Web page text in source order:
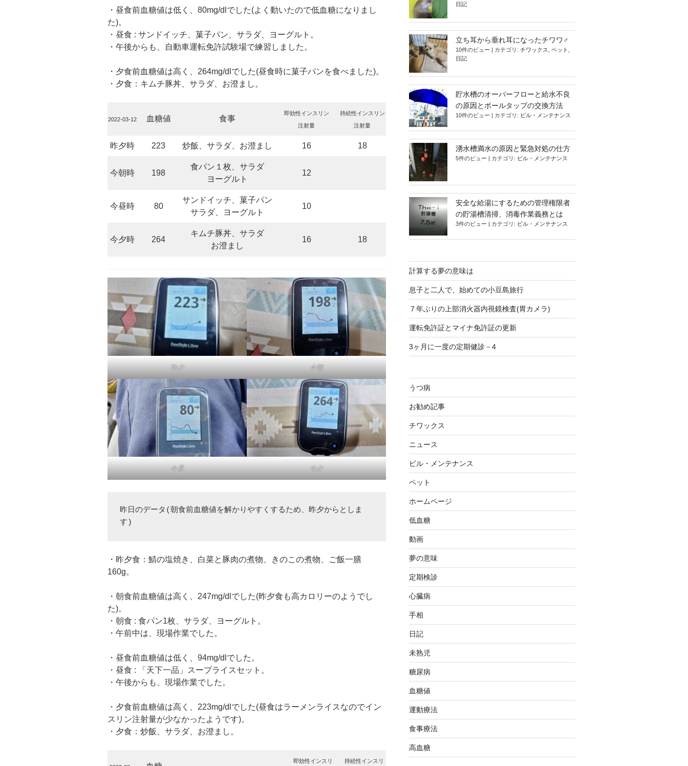
・昼食前血糖値は低く、80mg/dlでした(よく動いたので低血糖になりまし
た)。
・昼食 : サンドイッチ、菓子パン、サラダ、ヨーグルト。
・午後からも、自動車運転免許試験場で練習しました。
・夕食前血糖値は高く、264mg/dlでした(昼食時に菓子パンを食べました)。
・夕食：キムチ豚丼、サラダ、お澄まし。
2022-03-12 血糖値 食事
即効性インスリン
注射量
持続性インスリン
注射量
昨夕時 223 炒飯、サラダ、お澄まし 16 18
今朝時 198
食パン１枚、サラダ
ヨーグルト
12
今昼時 80
サンドイッチ、菓子パン
サラダ、ヨーグルト
10
今夕時 264
キムチ豚丼、サラダ
お澄まし
16 18
昨夕 今朝
今昼 今夕
昨日のデータ(朝食前血糖値を解かりやすくするため、昨夕からとしま
す)
・昨夕食：鯖の塩焼き、白菜と豚肉の煮物、きのこの煮物、ご飯一膳
160g。
・朝食前血糖値は高く、247mg/dlでした(昨夕食も高カロリーのようでし
た)。
・朝食 : 食パン1枚、サラダ、ヨーグルト。
・午前中は、現場作業でした。
・昼食前血糖値は低く、94mg/dlでした。
・昼食 : 「天下一品」スープライスセット。
・午後からも、現場作業でした。
・夕食前血糖値は高く、223mg/dlでした(昼食はラーメンライスなのでイン
スリン注射量が少なかったようです)。
・夕食：炒飯、サラダ、お澄まし。
即効性インスリ 持続性インスリ
日記
立ち耳から垂れ耳になったチワワ♂
10件のビュー | カテゴリ: チワックス ペット
日記
貯水槽のオーバーフローと給水不良
の原因とボールタップの交換方法
10件のビュー | カテゴリ: ビル・メンテナンス
湧水槽満水の原因と緊急対処の仕方
5件のビュー | カテゴリ: ビル・メンテナンス
安全な給湯にするための管理権限者
の貯湯槽清掃、消毒作業義務とは
3件のビュー | カテゴリ: ビル・メンテナンス
計算する夢の意味は
息子と二人で、始めての小豆島旅行
７年ぶりの上部消火器内視鏡検査(胃カメラ)
運転免許証とマイナ免許証の更新
3ヶ月に一度の定期健診－4
うつ病
お勧め記事
チワックス
ニュース
ビル・メンテナンス
ペット
ホームページ
低血糖
動画
夢の意味
定期検診
心臓病
手相
日記
未熟児
糖尿病
血糖値
運動療法
食事療法
高血糖